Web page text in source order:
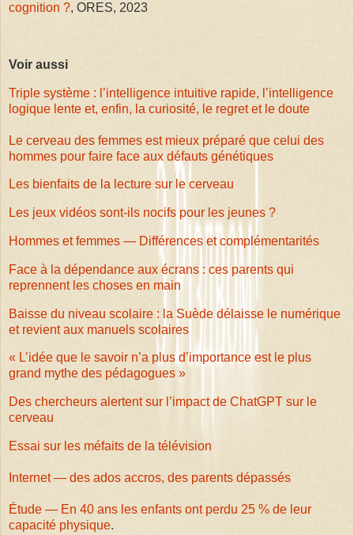
cognition ?, ORES, 2023
Voir aussi
Triple système : l’intelligence intuitive rapide, l’intelligence
logique lente et, enfin, la curiosité, le regret et le doute
Le cerveau des femmes est mieux préparé que celui des
hommes pour faire face aux défauts génétiques
Les bienfaits de la lecture sur le cerveau
Les jeux vidéos sont-ils nocifs pour les jeunes ?
Hommes et femmes — Différences et complémentarités
Face à la dépendance aux écrans : ces parents qui
reprennent les choses en main
Baisse du niveau scolaire : la Suède délaisse le numérique
et revient aux manuels scolaires
« L’idée que le savoir n’a plus d’importance est le plus
grand mythe des pédagogues »
Des chercheurs alertent sur l’impact de ChatGPT sur le
cerveau
Essai sur les méfaits de la télévision
Internet — des ados accros, des parents dépassés
Étude — En 40 ans les enfants ont perdu 25 % de leur
capacité physique.